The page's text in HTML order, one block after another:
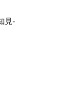
見-